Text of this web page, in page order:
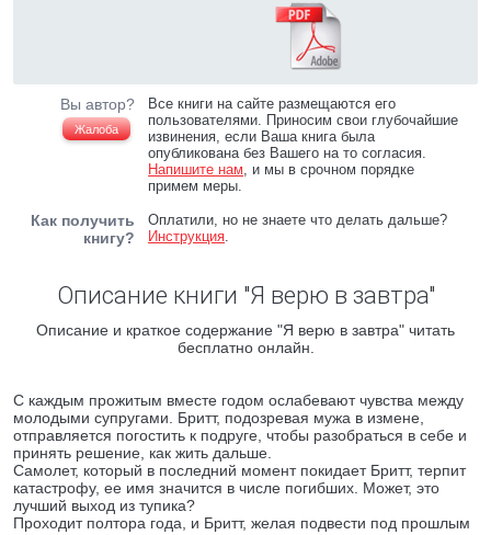
Вы автор?
Жалоба
Все книги на сайте размещаются его
пользователями. Приносим свои глубочайшие
извинения, если Ваша книга была
опубликована без Вашего на то согласия.
Напишите нам, и мы в срочном порядке
примем меры.
Как получить
книгу?
Оплатили, но не знаете что делать дальше?
Инструкция.
Описание книги "Я верю в завтра"
Описание и краткое содержание "Я верю в завтра" читать
бесплатно онлайн.
С каждым прожитым вместе годом ослабевают чувства между
молодыми супругами. Бритт, подозревая мужа в измене,
отправляется погостить к подруге, чтобы разобраться в себе и
принять решение, как жить дальше.
Самолет, который в последний момент покидает Бритт, терпит
катастрофу, ее имя значится в числе погибших. Может, это
лучший выход из тупика?
Проходит полтора года, и Бритт, желая подвести под прошлым